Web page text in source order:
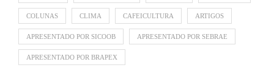
COLUNAS CLIMA CAFEICULTURA ARTIGOS
APRESENTADO POR SICOOB APRESENTADO POR SEBRAE
APRESENTADO POR BRAPEX